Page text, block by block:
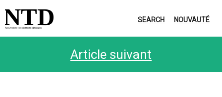
Nouvelles totalement dingues
NTD SEARCH NOUVAUTÉ
Article suivant